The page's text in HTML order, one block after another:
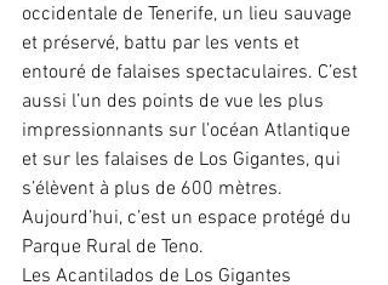
occidentale de Tenerife, un lieu sauvage
et préservé, battu par les vents et
entouré de falaises spectaculaires. C’est
aussi l’un des points de vue les plus
impressionnants sur l’océan Atlantique
et sur les falaises de Los Gigantes, qui
s’élèvent à plus de 600 mètres.
Aujourd’hui, c’est un espace protégé du
Parque Rural de Teno.
Les Acantilados de Los Gigantes